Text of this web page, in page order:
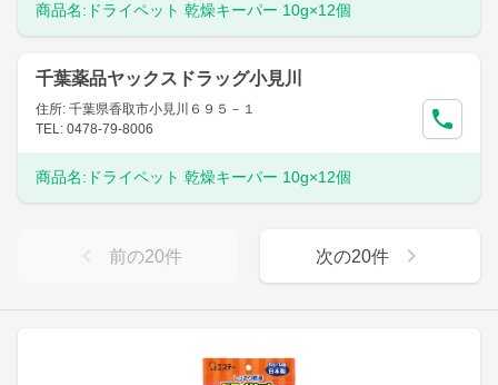
商品名: ドライペット 乾燥キーパー 10g×12個
千葉薬品ヤックスドラッグ小見川
住所: 千葉県香取市小見川６９５－１
TEL: 0478-79-8006
商品名: ドライペット 乾燥キーパー 10g×12個
前の20件 次の20件